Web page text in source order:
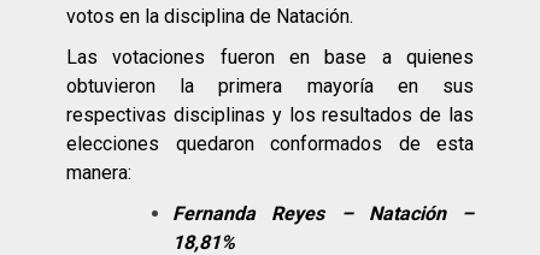
votos en la disciplina de Natación.
Las votaciones fueron en base a quienes
obtuvieron la primera mayoría en sus
respectivas disciplinas y los resultados de las
elecciones quedaron conformados de esta
manera:
Fernanda Reyes – Natación –
18,81%